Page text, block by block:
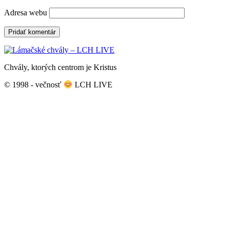
Adresa webu
Chvály, ktorých centrom je Kristus
© 1998 - večnosť LCH LIVE